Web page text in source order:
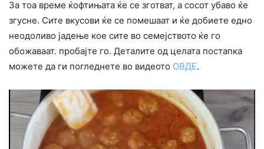
За тоа време ќофтињата ќе се зготват, а сосот убаво ќе
згусне. Сите вкусови ќе се помешаат и ќе добиете едно
неодоливо јадење кое сите во семејството ќе го
обожаваат. пробајте го. Деталите од целата постапка
можете да ги погледнете во видеото ОВДЕ.